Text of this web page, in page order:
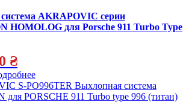
AKRAPOVIC серии
HOMOLOG для Porsche 911 Turbo Type
₴